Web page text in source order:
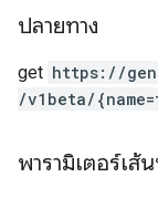
ปลายทาง
get https: / /
/v1beta/
พารามิเตอร์เส้